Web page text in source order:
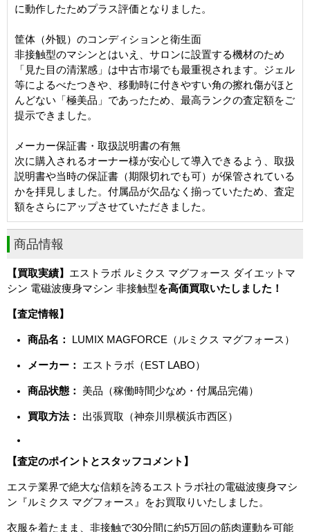
に動作したためプラス評価となりました。
筐体（外観）のコンディションと衛生面
非接触型のマシンとはいえ、サロンに設置する機材のため
「見た目の清潔感」は中古市場でも最重視されます。ジェル
等によるべたつきや、移動時に付きやすい角の擦れ傷がほと
んどない「極美品」であったため、最高ランクの査定額をご
提示できました。
メーカー保証書・取扱説明書の有無
次に購入されるオーナー様が安心して導入できるよう、取扱
説明書や当時の保証書（期限切れでも可）が保管されている
かを拝見しました。付属品が欠品なく揃っていたため、査定
額をさらにアップさせていただきました。
商品情報
【買取実績】 エストラボ ルミクス マグフォース ダイエットマ
シン 電磁波痩身マシン 非接触型を高価買取いたしました！
【査定情報】
商品名： LUMIX MAGFORCE（ルミクス マグフォース）
メーカー： エストラボ（EST LABO）
商品状態： 美品（稼働時間少なめ・付属品完備）
買取方法： 出張買取（神奈川県横浜市西区）
【査定のポイントとスタッフコメント】
エステ業界で絶大な信頼を誇るエストラボ社の電磁波痩身マシ
ン『ルミクス マグフォース』をお買取りいたしました。
衣服を着たまま、非接触で30分間に約5万回の筋肉運動を可能